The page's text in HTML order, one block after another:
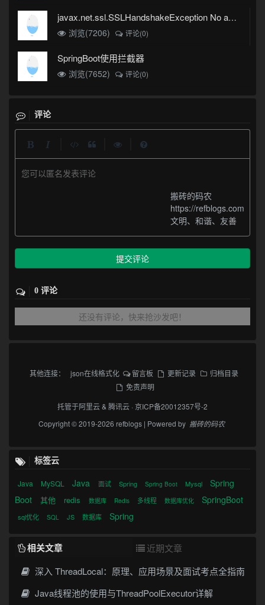
javax.net.ssl.SSLHandshakeException No appropriate protocol (protocol is disabled or cipher suites are inappropriate)错误
浏览(7206)
评论(0)
SpringBoot使用拦截器
浏览(7652) 评论(0)
评论
您可以匿名发表评论
搬砖的码农
https://refblogs.com
文明、和谐、友善
提交评论
0 评论
还没有评论，快来抢沙发吧！
其他连接： json在线格式化 留言板 更新记录
归档目录
免责声明
托管于阿里云& 腾讯云 ·京ICP备20012357号-2
Copyright © 2019-2026 refblogs | Powered by 搬砖的码农
标签云
Java MySQL Java 面试 Spring Spring Boot Mysql
Spring
Boot
其他 redis 数据库 Redis 多线程 数据库优化 SpringBoot
sql优化 SQL JS 数据库 Spring
相关文章
近期文章
深入 ThreadLocal：原理、应用场景及面试考点全指南
Java线程池的使用与ThreadPoolExecutor详解